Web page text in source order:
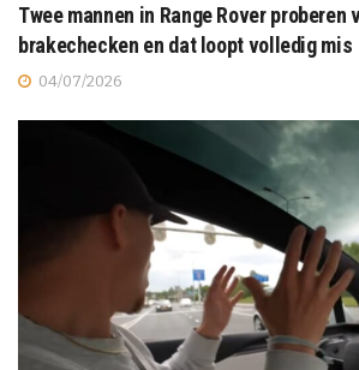
Twee mannen in Range Rover proberen
brakechecken en dat loopt volledig mis
04/07/2026